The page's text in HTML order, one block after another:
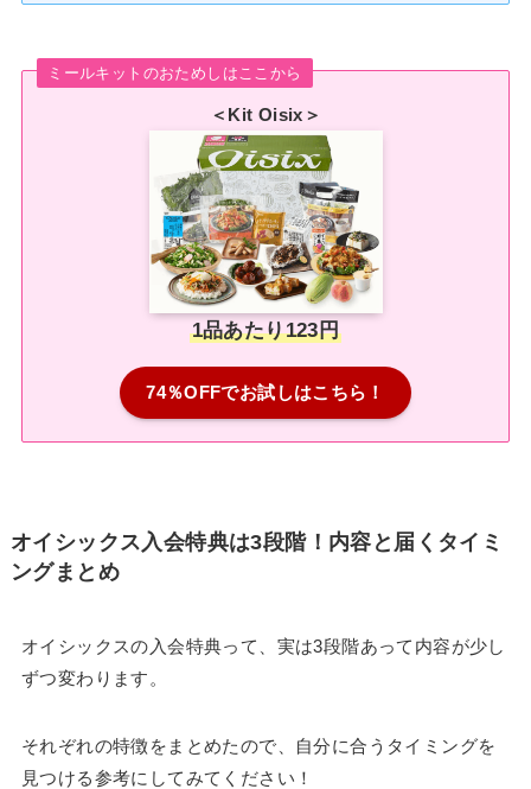
ミールキットのおためしはここから
＜Kit Oisix＞
1品あたり123円
74％OFFでお試しはこちら！
オイシックス入会特典は3段階！内容と届くタイミ
ングまとめ
オイシックスの入会特典って、実は3段階あって内容が少し
ずつ変わります。
それぞれの特徴をまとめたので、自分に合うタイミングを
見つける参考にしてみてください！